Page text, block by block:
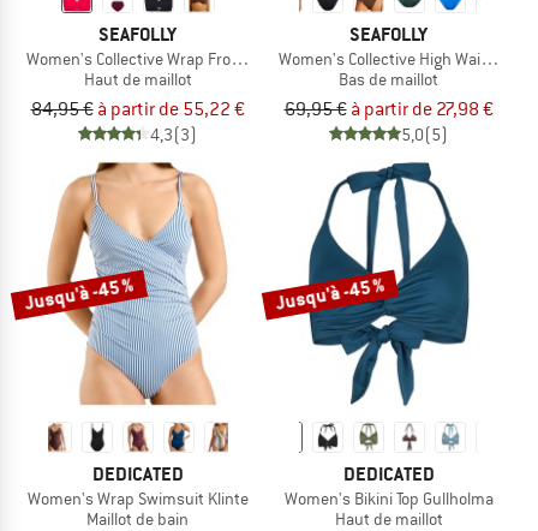
SEAFOLLY
Women's Collective Wrap Front F Cup Bra
Haut de maillot
84,95 € à partir de 55,22 €
4,3(3)
SEAFOLLY
Women's Collective High Waist
Bas de maillot
69,95 € à partir de 27,98 €
5,0(5)
Jusqu'à -45 %
DEDICATED
Women's Wrap Swimsuit Klinte
Maillot de bain
Jusqu'à -45 %
DEDICATED
Women's Bikini Top Gullholma
Haut de maillot